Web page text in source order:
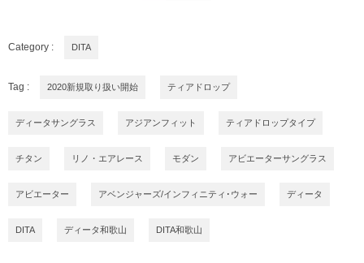
Category : DITA
Tag : 2020新規取り扱い開始 ティアドロップ
ディータサングラス アジアンフィット ティアドロップタイプ
チタン リノ・エアレース モダン アビエーターサングラス
アビエーター アベンジャーズ/インフィニティ･ウォー ディータ
DITA ディータ和歌山 DITA和歌山